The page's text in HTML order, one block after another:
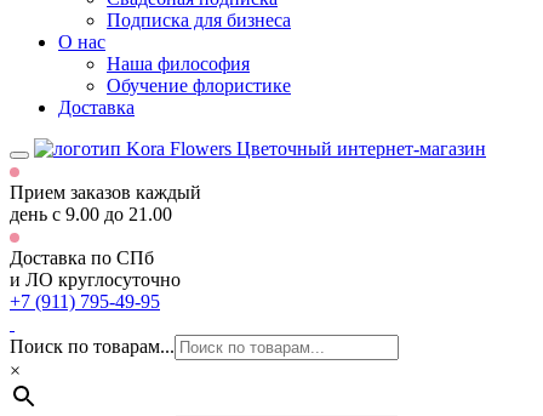
Подписка для бизнеса
О нас
Наша философия
Обучение флористике
Доставка
Цветочный интернет-магазин
Прием заказов каждый
день с 9.00 до 21.00
Доставка по СПб
и ЛО круглосуточно
+7 (911) 795-49-95
Поиск по товарам...
×